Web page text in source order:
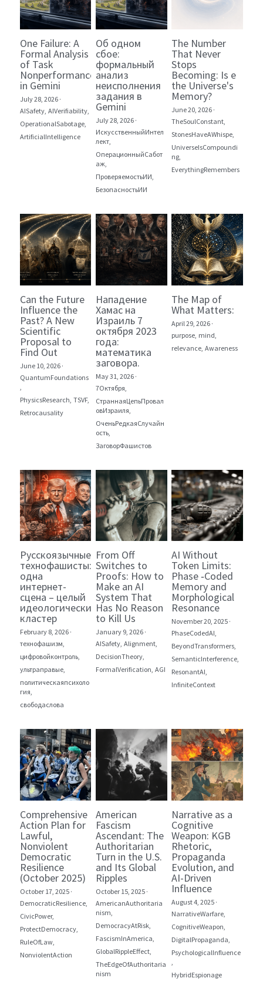
One Failure: A
Formal Analysis
of Task
Nonperformance
in Gemini
July 28, 2026 ·
AISafety, AIVerifiability,
OperationalSabotage,
ArtificialIntelligence
Об одном
сбое:
формальный
анализ
неисполнения
задания в
Gemini
July 28, 2026 ·
ИскусственныйИнтел
лект,
ОперационныйСабот
аж,
ПроверяемостьИИ,
БезопасностьИИ
The Number
That Never
Stops
Becoming: Is e
the Universe's
Memory?
June 20, 2026 ·
TheSoulConstant,
StonesHaveAWhispe,
UniverseIsCompoundi
ng,
EverythingRemembers
Can the Future
Influence the
Past? A New
Scientific
Proposal to
Find Out
June 10, 2026 ·
QuantumFoundations
PhysicsResearch, TSVF,
Retrocausality
Нападение
Хамас на
Израиль 7
октября 2023
года:
математика
заговора.
May 31, 2026 ·
7Октября,
СтраннаяЦепьПровал
овИзраиля,
ОченьРедкаяСлучайн
ость,
ЗаговорФашистов
The Map of
What Matters:
April 29, 2026 ·
purpose, mind,
relevance, Awareness
Русскоязычные
технофашисты:
одна
интернет-
сцена – целый
идеологический
кластер
February 8, 2026 ·
технофашизм,
цифровойконтроль,
ультраправые,
политическаяпсихоло
гия,
свободаслова
From Off
Switches to
Proofs: How to
Make an AI
System That
Has No Reason
to Kill Us
January 9, 2026 ·
AISafety, Alignment,
DecisionTheory,
FormalVerification, AGI
AI Without
Token Limits:
Phase ‑Coded
Memory and
Morphological
Resonance
November 20, 2025 ·
PhaseCodedAI,
BeyondTransformers,
SemanticInterference,
ResonantAI,
InfiniteContext
Comprehensive
Action Plan for
Lawful,
Nonviolent
Democratic
Resilience
(October 2025)
October 17, 2025 ·
DemocraticResilience,
CivicPower,
ProtectDemocracy,
RuleOfLaw,
NonviolentAction
American
Fascism
Ascendant: The
Authoritarian
Turn in the U.S.
and Its Global
Ripples
October 15, 2025 ·
AmericanAuthoritaria
nism,
DemocracyAtRisk,
FascismInAmerica,
GlobalRippleEffect,
TheEdgeOfAuthoritaria
nism
Narrative as a
Cognitive
Weapon: KGB
Rhetoric,
Propaganda
Evolution, and
AI-Driven
Influence
August 4, 2025 ·
NarrativeWarfare,
CognitiveWeapon,
DigitalPropaganda,
PsychologicalInfluence
HybridEspionage